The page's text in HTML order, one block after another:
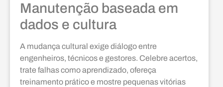
Manutenção baseada em
dados e cultura
A mudança cultural exige diálogo entre
engenheiros, técnicos e gestores. Celebre acertos,
trate falhas como aprendizado, ofereça
treinamento prático e mostre pequenas vitórias